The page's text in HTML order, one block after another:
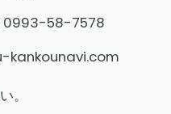
0993-58-7578
kankounavi.com
。